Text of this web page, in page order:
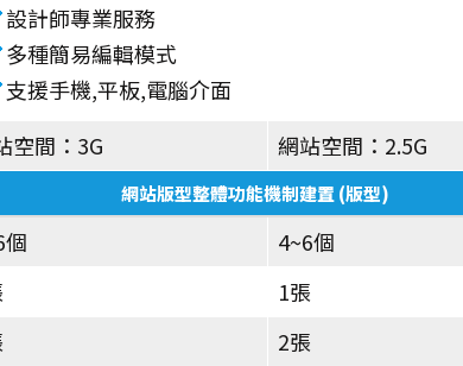
設計師專業服務
多種簡易編輯模式
支援手機,平板,電腦介面
空間：3G 網站空間：2.5G
網站版型整體功能機制建置 (版型)
個 4~6個
1張
2張